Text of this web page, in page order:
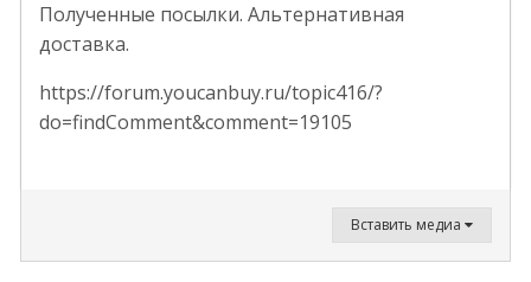
Полученные посылки. Альтернативная
доставка.
https://forum.youcanbuy.ru/topic416/?
do=findComment&comment=19105
Вставить медиа